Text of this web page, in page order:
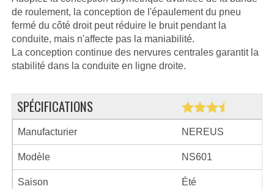
de roulement, la conception de l'épaulement du pneu
fermé du côté droit peut réduire le bruit pendant la
conduite, mais n'affecte pas la maniabilité.
La conception continue des nervures centrales garantit la
stabilité dans la conduite en ligne droite.
SPÉCIFICATIONS
Manufacturier NEREUS
Modèle NS601
Saison Été